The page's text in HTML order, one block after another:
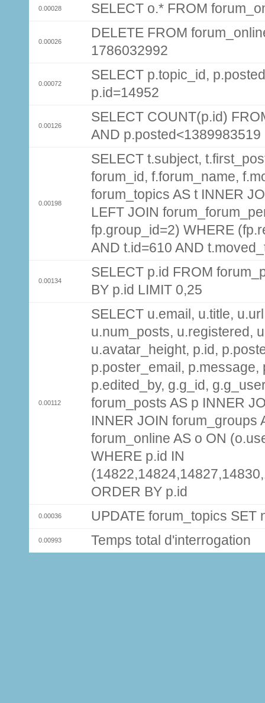
0.00028 SELECT o.* FROM
0.00026
DELETE FROM
1786032992
0.00072
SELECT p.topic_id,
p.id=14952
0.00126
SELECT COUNT(p.id)
AND p.posted<1389983519
0.00198
SELECT t.subject,
forum_id, f.forum_name,
forum_topics AS t INNER
LEFT JOIN
fp.group_id=2) WHERE
AND t.id=610 AND
0.00134
SELECT p.id FROM
BY p.id LIMIT 0,25
0.00112
SELECT u.email, u.title,
u.num_posts, u.registered,
u.avatar_height, p.id,
p.poster_email,
p.edited_by, g.g_id,
forum_posts AS p INNER
INNER JOIN forum_groups
forum_online AS o ON
WHERE p.id IN
ORDER BY p.id
0.00036 UPDATE forum_topics
0.00993 Temps total d'interrogation